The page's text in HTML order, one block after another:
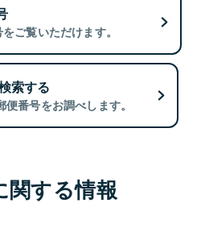
ご覧いただけます。
索する
番号をお調べします。
関する情報